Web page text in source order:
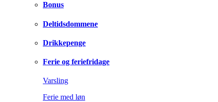
Bonus
Deltidsdommene
Drikkepenge
Ferie og feriefridage
Varsling
Ferie med løn